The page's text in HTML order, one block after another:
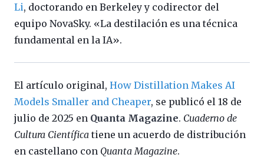
Li, doctorando en Berkeley y codirector del
equipo NovaSky. «La destilación es una técnica
fundamental en la IA».
El artículo original, How Distillation Makes AI
Models Smaller and Cheaper, se publicó el 18 de
julio de 2025 en Quanta Magazine. Cuaderno de
Cultura Científica tiene un acuerdo de distribución
en castellano con Quanta Magazine.